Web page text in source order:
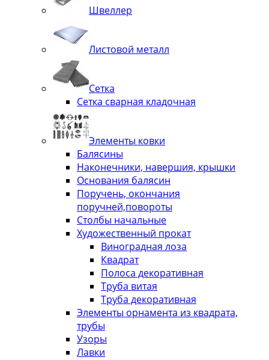
Швеллер
Листовой металл
Сетка
Сетка сварная кладочная
Элементы ковки
Балясины
Наконечники, навершия, крышки
Основания балясин
Поручень, окончания
поручней,повороты
Столбы начальные
Художественный прокат
Виноградная лоза
Квадрат
Полоса декоративная
Труба витая
Труба декоративная
Элементы орнамента из квадрата,
трубы
Узоры
Лавки